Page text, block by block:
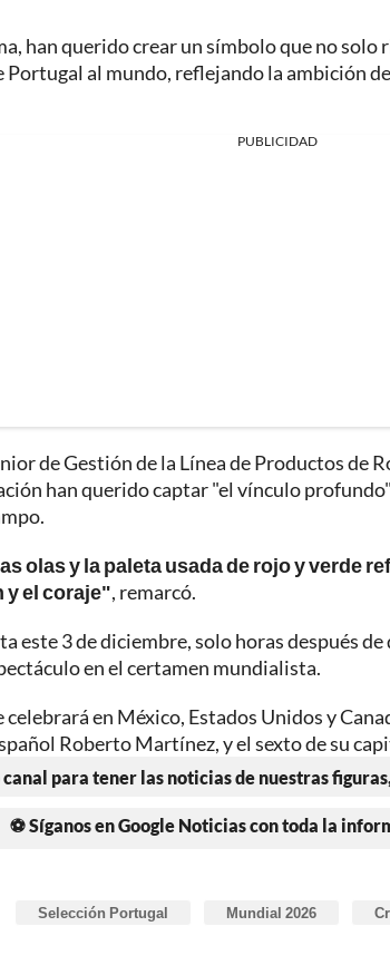
han querido crear un símbolo que no
al mundo, reflejando la ambición
PUBLICIDAD
de Gestión de la Línea de Productos de
han querido captar "el vínculo
olas y la paleta usada de rojo y verde
y el coraje", remarcó.
este 3 de diciembre, solo horas después
en el certamen mundialista.
en México, Estados Unidos y
Roberto Martínez, y el sexto de su
canal para tener las noticias de nuestras
⚽ Síganos en Google Noticias con toda la
Selección Portugal Mundial 2026